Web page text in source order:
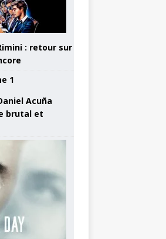
: retour sur
Acuña
brutal et